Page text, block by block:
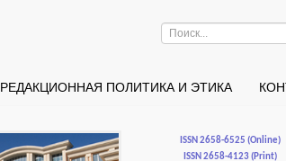
Искать...
РЕДАКЦИОННАЯ ПОЛИТИКА И ЭТИКА
ISSN 2658-6525 (Online)
ISSN 2658-4123 (Print)